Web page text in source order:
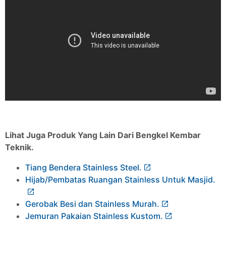
Lihat Juga Produk Yang Lain Dari Bengkel Kembar
Teknik.
Tiang Bendera Stainless Steel.
Hijab/Pembatas Ruangan Stainless Untuk Masjid.
Gerobak Besi dan Stainless Murah.
Jemuran Pakaian Stainless Kustom.